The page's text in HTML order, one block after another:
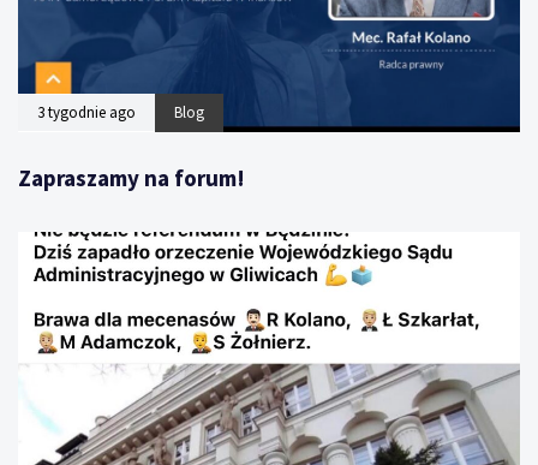
3 tygodnie ago Blog
Zapraszamy na forum!